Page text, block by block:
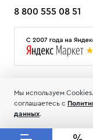
8 800 555 08 51
Мы используем
соглашаетесь с
данных.